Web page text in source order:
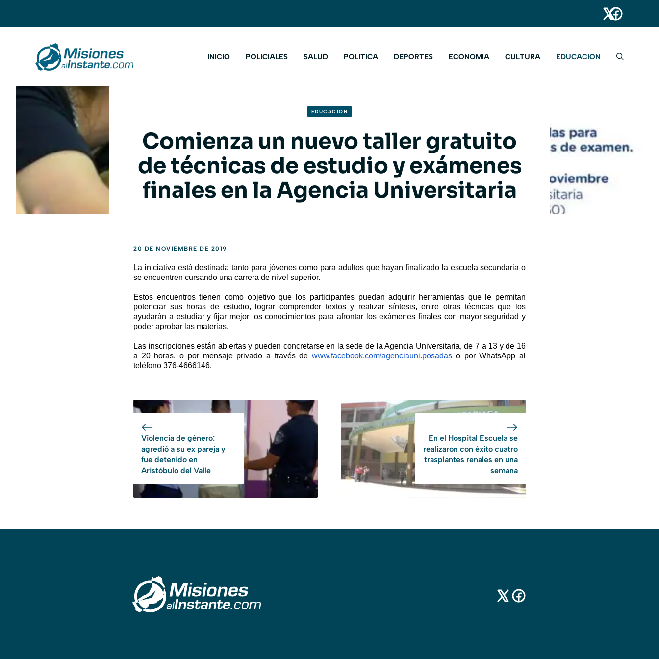
INICIO POLICIALES SALUD POLITICA DEPORTES ECONOMIA CULTURA EDUCACION
EDUCACION
Comienza un nuevo taller gratuito
de técnicas de estudio y exámenes
finales en la Agencia Universitaria
20 DE NOVIEMBRE DE 2019
La iniciativa está destinada tanto para jóvenes como para adultos que hayan finalizado la escuela secundaria o
se encuentren cursando una carrera de nivel superior.
Estos encuentros tienen como objetivo que los participantes puedan adquirir herramientas que le permitan
potenciar sus horas de estudio, lograr comprender textos y realizar síntesis, entre otras técnicas que los
ayudarán a estudiar y fijar mejor los conocimientos para afrontar los exámenes finales con mayor seguridad y
poder aprobar las materias.
Las inscripciones están abiertas y pueden concretarse en la sede de la Agencia Universitaria, de 7 a 13 y de 16
a 20 horas, o por mensaje privado a través dewww.facebook.com/agenciauni.posadas o por WhatsApp al
teléfono 376-4666146.
Violencia de género:
agredió a su ex pareja y
fue detenido en
Aristóbulo del Valle
En el Hospital Escuela se
realizaron con éxito cuatro
trasplantes renales en una
semana